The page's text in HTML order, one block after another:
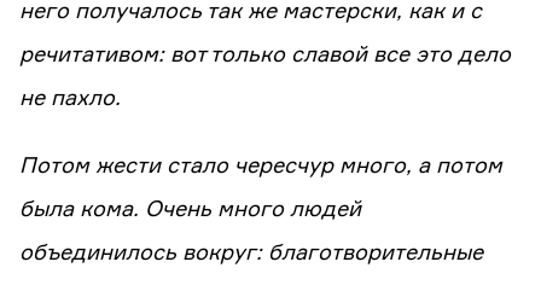
него получалось так же мастерски, как и с
речитативом: вот только славой все это дело
не пахло.
Потом жести стало чересчур много, а потом
была кома. Очень много людей
объединилось вокруг: благотворительные